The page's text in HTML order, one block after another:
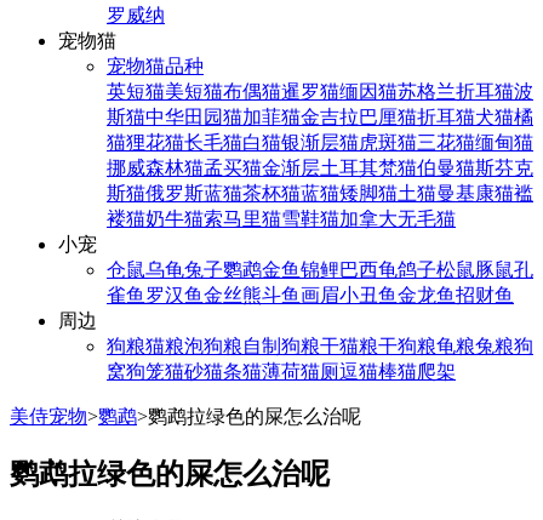
罗威纳
宠物猫
宠物猫品种
英短猫美短猫布偶猫暹罗猫缅因猫苏格兰折耳猫波
斯猫中华田园猫加菲猫金吉拉巴厘猫折耳猫犬猫橘
猫狸花猫长毛猫白猫银渐层猫虎斑猫三花猫缅甸猫
挪威森林猫孟买猫金渐层土耳其梵猫伯曼猫斯芬克
斯猫俄罗斯蓝猫茶杯猫蓝猫矮脚猫土猫曼基康猫褴
褛猫奶牛猫索马里猫雪鞋猫加拿大无毛猫
小宠
仓鼠乌龟兔子鹦鹉金鱼锦鲤巴西龟鸽子松鼠豚鼠孔
雀鱼 罗汉鱼金丝熊斗鱼画眉小丑鱼金龙鱼招财鱼
周边
狗粮猫粮泡狗粮自制狗粮干猫粮干狗粮龟粮兔粮狗
窝狗笼猫砂猫条猫薄荷猫厕逗猫棒猫爬架
美侍宠物>鹦鹉>鹦鹉拉绿色的屎怎么治呢
鹦鹉拉绿色的屎怎么治呢